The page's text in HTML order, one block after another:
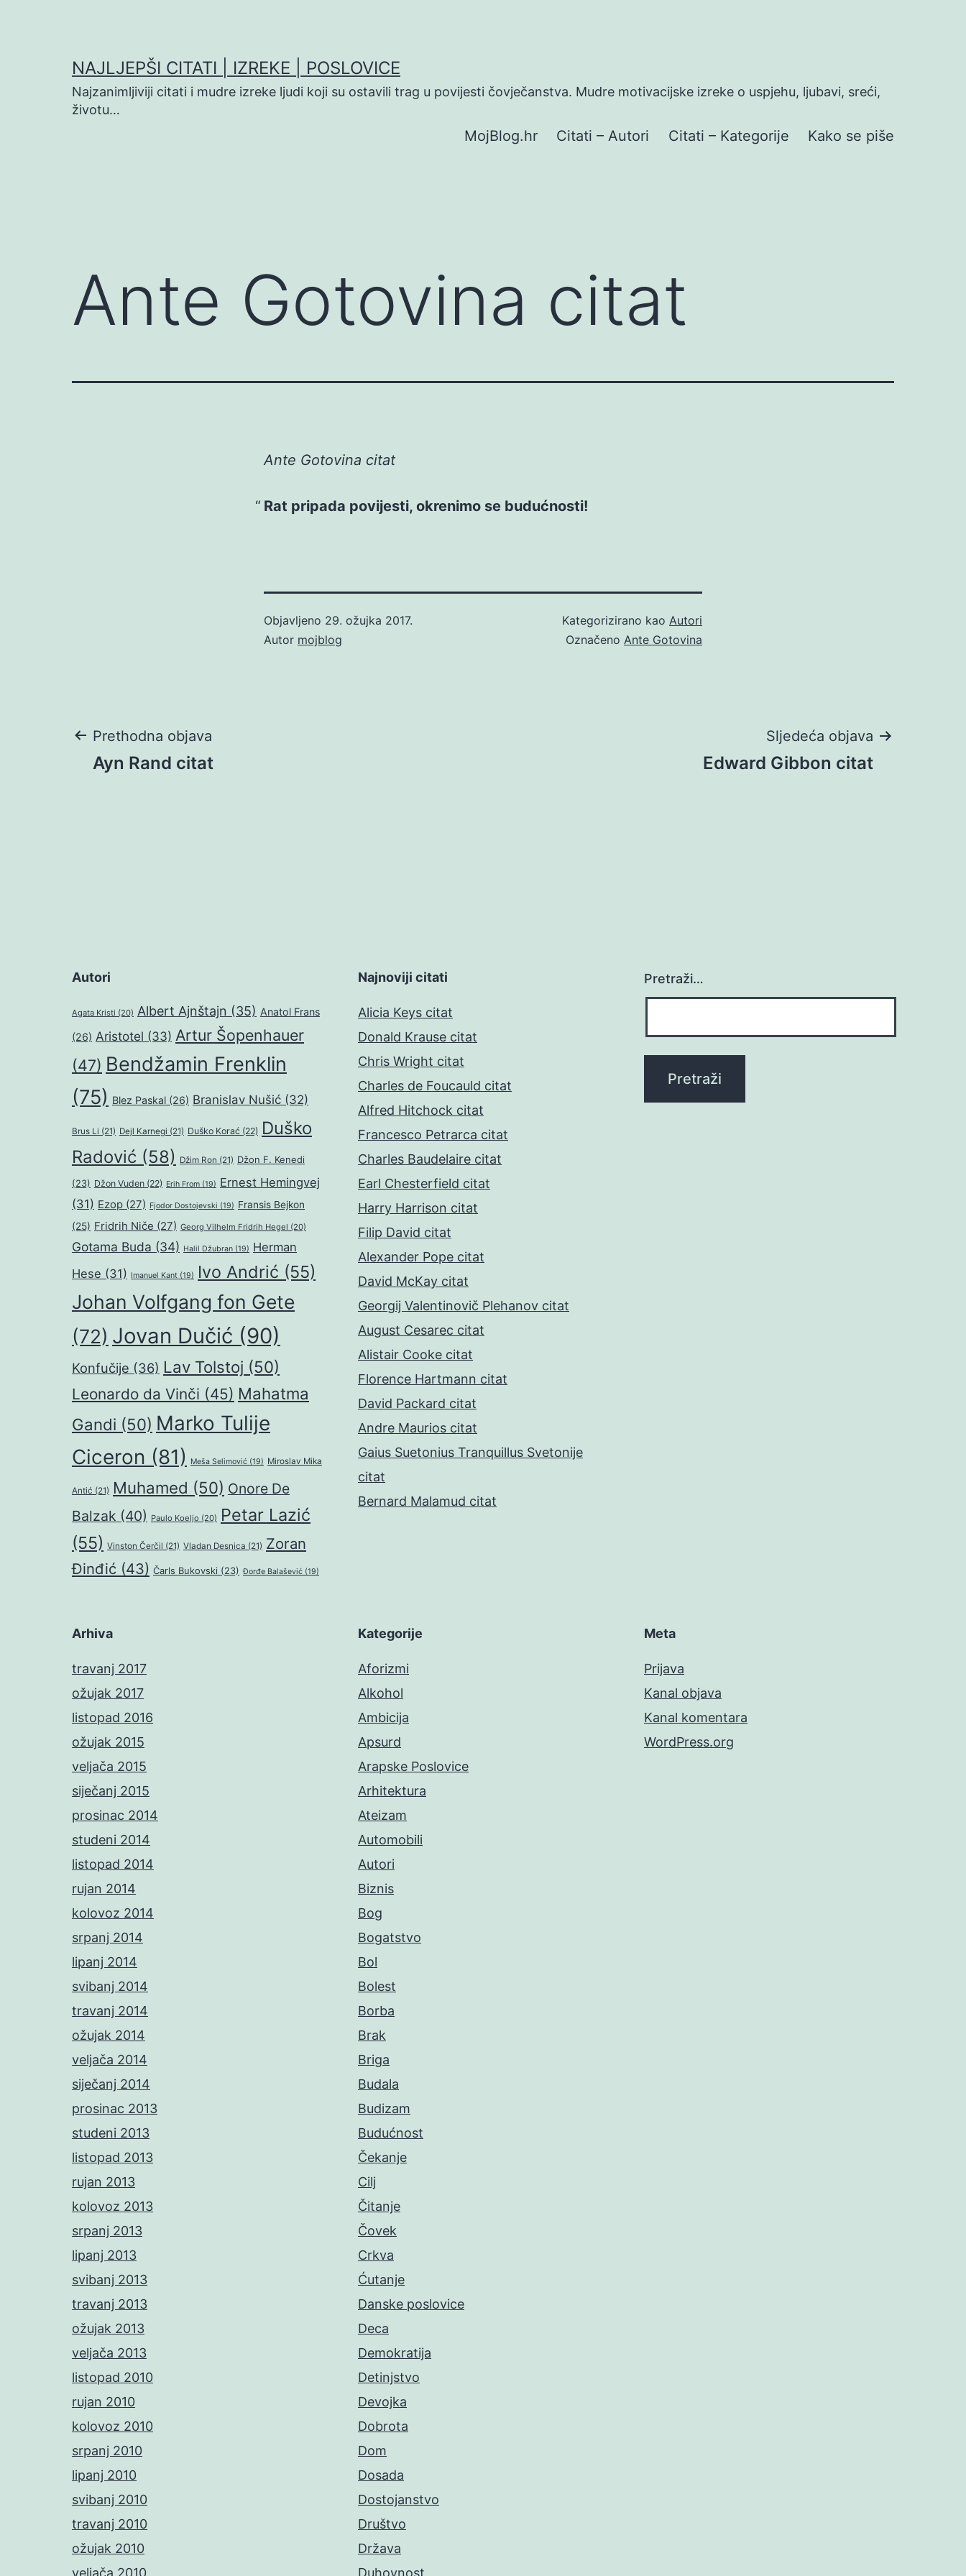
NAJLJEPŠI CITATI | IZREKE | POSLOVICE
Najzanimljiviji citati i mudre izreke ljudi koji su ostavili trag u povijesti čovječanstva. Mudre motivacijske izreke o uspjehu, ljubavi, sreći,
životu…
MojBlog.hr Citati – Autori Citati – Kategorije Kako se piše
Ante Gotovina citat
Ante Gotovina citat
Rat pripada povijesti, okrenimo se budućnosti!
Objavljeno 29. ožujka 2017.
Autor mojblog
Kategorizirano kao Autori
Označeno Ante Gotovina
Navigacija
Prethodna objava
Ayn Rand citat
Sljedeća objava
Edward Gibbon citat
Autori
Agata Kristi (20) Albert Ajnštajn (35) Anatol Frans
(26) Aristotel (33) Artur Šopenhauer
(47) Bendžamin Frenklin
(75) Blez Paskal (26) Branislav Nušić (32)
Brus Li (21) Dejl Karnegi (21) Duško Korać (22) Duško
Radović (58) Džim Ron (21) Džon F. Kenedi
(23) Džon Vuden (22) Erih From (19) Ernest Hemingvej
(31) Ezop (27) Fjodor Dostojevski (19) Fransis Bejkon
(25) Fridrih Niče (27) Georg Vilhelm Fridrih Hegel (20)
Gotama Buda (34) Halil Džubran (19) Herman
Hese (31) Imanuel Kant (19) Ivo Andrić (55)
Johan Volfgang fon Gete
(72) Jovan Dučić (90)
Konfučije (36) Lav Tolstoj (50)
Leonardo da Vinči (45) Mahatma
Gandi (50) Marko Tulije
Ciceron (81) Meša Selimović (19) Miroslav Mika
Antić (21) Muhamed (50) Onore De
Balzak (40) Paulo Koeljo (20) Petar Lazić
(55) Vinston Čerčil (21) Vladan Desnica (21) Zoran
Đinđić (43) Čarls Bukovski (23) Đorđe Balašević (19)
Najnoviji citati
Alicia Keys citat
Donald Krause citat
Chris Wright citat
Charles de Foucauld citat
Alfred Hitchock citat
Francesco Petrarca citat
Charles Baudelaire citat
Earl Chesterfield citat
Harry Harrison citat
Filip David citat
Alexander Pope citat
David McKay citat
Georgij Valentinovič Plehanov citat
August Cesarec citat
Alistair Cooke citat
Florence Hartmann citat
David Packard citat
Andre Maurios citat
Gaius Suetonius Tranquillus Svetonije
citat
Bernard Malamud citat
Pretraži…
Arhiva
travanj 2017
ožujak 2017
listopad 2016
ožujak 2015
veljača 2015
siječanj 2015
prosinac 2014
studeni 2014
listopad 2014
rujan 2014
kolovoz 2014
srpanj 2014
lipanj 2014
svibanj 2014
travanj 2014
ožujak 2014
veljača 2014
siječanj 2014
prosinac 2013
studeni 2013
listopad 2013
rujan 2013
kolovoz 2013
srpanj 2013
lipanj 2013
svibanj 2013
travanj 2013
ožujak 2013
veljača 2013
listopad 2010
rujan 2010
kolovoz 2010
srpanj 2010
lipanj 2010
svibanj 2010
travanj 2010
ožujak 2010
veljača 2010
Kategorije
Aforizmi
Alkohol
Ambicija
Apsurd
Arapske Poslovice
Arhitektura
Ateizam
Automobili
Autori
Biznis
Bog
Bogatstvo
Bol
Bolest
Borba
Brak
Briga
Budala
Budizam
Budućnost
Čekanje
Cilj
Čitanje
Čovek
Crkva
Ćutanje
Danske poslovice
Deca
Demokratija
Detinjstvo
Devojka
Dobrota
Dom
Dosada
Dostojanstvo
Društvo
Država
Duhovnost
Meta
Prijava
Kanal objava
Kanal komentara
WordPress.org